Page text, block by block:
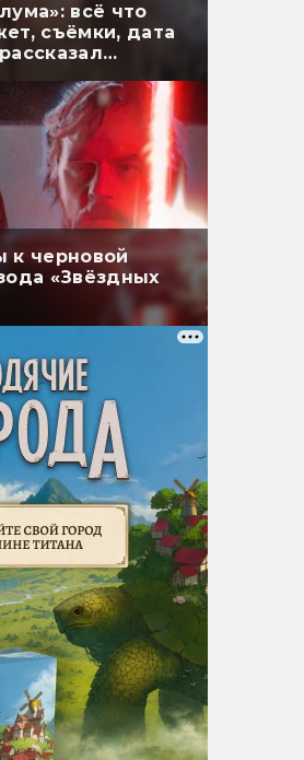
всё что
съёмки, дата
к черновой
«Звёздных